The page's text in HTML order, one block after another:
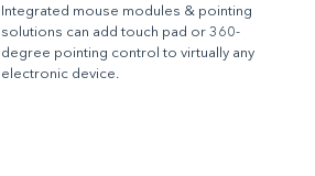
Integrated mouse modules & pointing
solutions can add touch pad or 360-
degree pointing control to virtually any
electronic device.